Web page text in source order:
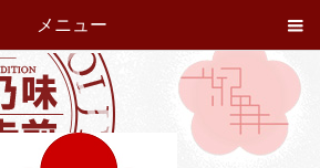
メニュー